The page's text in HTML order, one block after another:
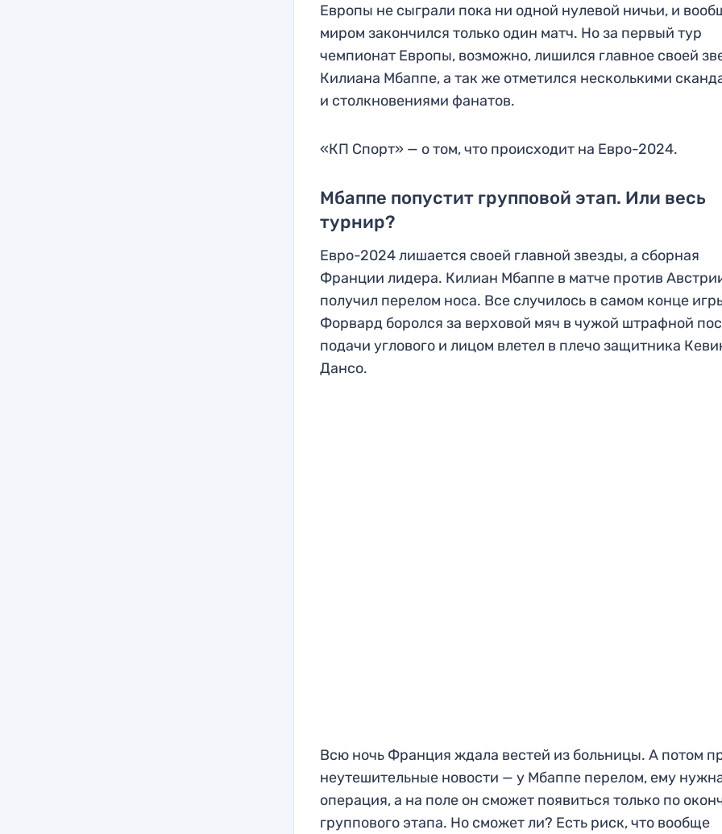
Европы не сыграли пока ни одной нулевой ничьи, и
миром закончился только один матч. Но за первый тур
чемпионат Европы, возможно, лишился главное своей
Килиана Мбаппе, а так же отметился несколькими
и столкновениями фанатов.
«КП Спорт» — о том, что происходит на Евро-2024.
Мбаппе попустит групповой этап. Или весь
турнир?
Евро-2024 лишается своей главной звезды, а сборная
Франции лидера. Килиан Мбаппе в матче против
получил перелом носа. Все случилось в самом конце
Форвард боролся за верховой мяч в чужой штрафной
подачи углового и лицом влетел в плечо защитника
Дансо.
Всю ночь Франция ждала вестей из больницы. А потом
неутешительные новости — у Мбаппе перелом, ему
операция, а на поле он сможет появиться только по
группового этапа. Но сможет ли? Есть риск, что вообще